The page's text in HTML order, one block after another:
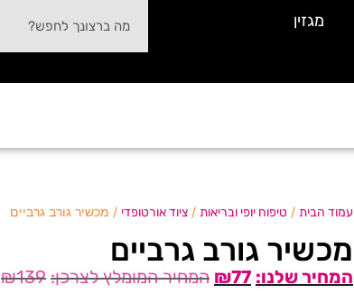
מגזין
עמוד הבית / טיפוח יופי ובריאות / ציוד אורטופדי / מכשיר גורב גרביים
מכשיר גורב גרביים
₪139 ₪77